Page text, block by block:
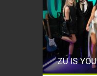
ZU IS YOU